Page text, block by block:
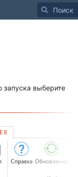
запуска выберите